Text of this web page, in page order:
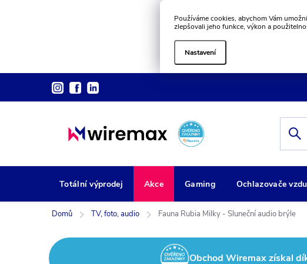
Používáme cookies, abychom Vám
zlepšovali jeho funkce, výkon a
Nastavení
Totální výprodej Akce Gaming Ochlazovače
Domů TV, foto, audio Fauna Rubia Milky - Sluneční audio brýle
Obchod Wiremax získal